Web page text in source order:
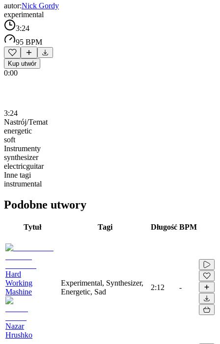
autor:Nick Gordy
experimental
3:24
95 BPM
Kup utwór
0:00
3:24
Nastrój/Temat
energetic
soft
Instrumenty
synthesizer
electricguitar
Inne tagi
instrumental
Podobne utwory
Tytuł Tagi Długość BPM
Hard
Working
Mashine
Nazar
Hrushko
Experimental, Synthesizer,
Energetic, Sad
2:12 -